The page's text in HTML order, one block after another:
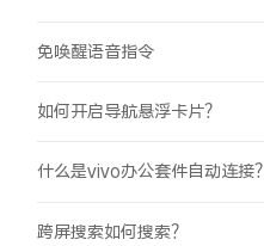
免唤醒语音指令
如何开启导航悬浮卡片？
什么是vivo办公套件自动连接？
跨屏搜索如何搜索？